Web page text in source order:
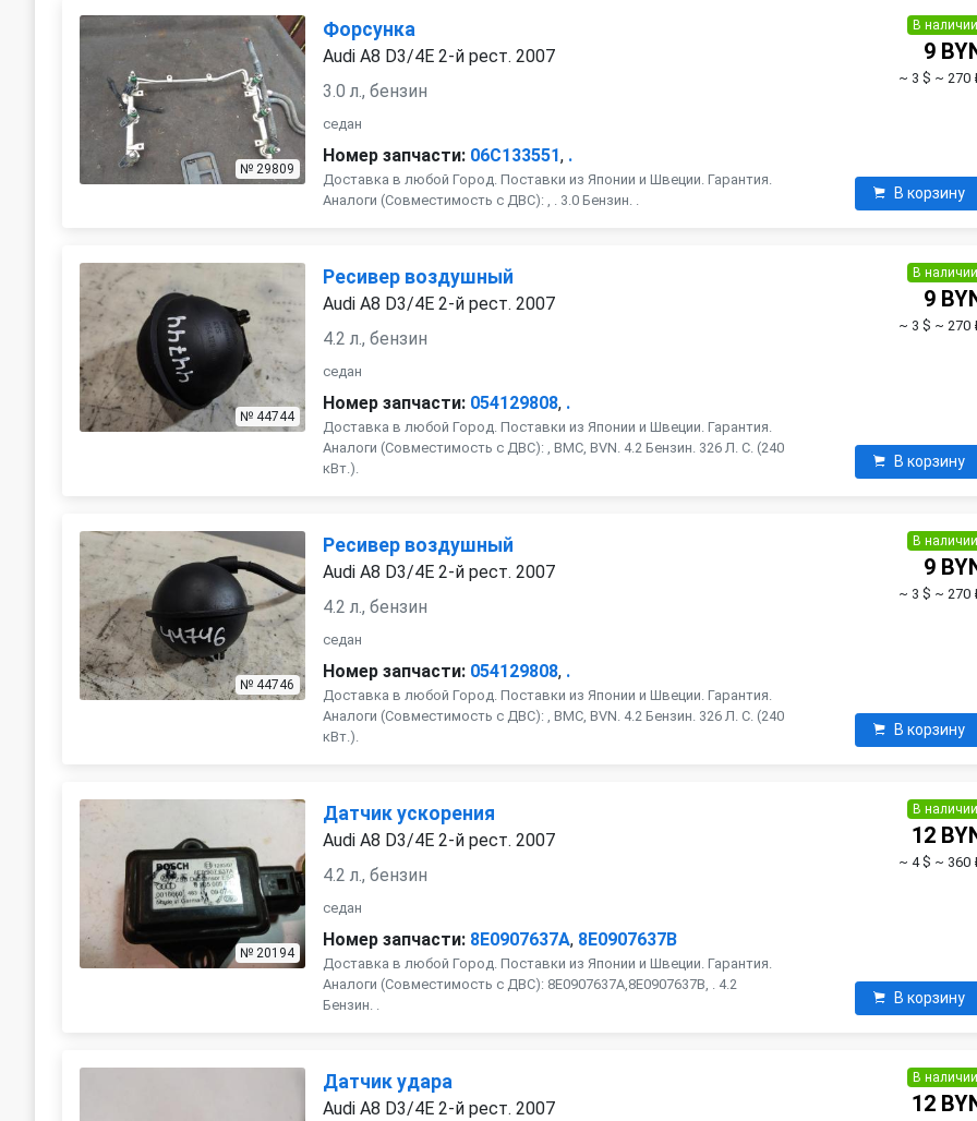
№ 29809
Форсунка
Audi A8 D3/4E 2-й рест. 2007
3.0 л., бензин
седан
Номер запчасти: 06C133551, .
Доставка в любой Город. Поставки из Японии и Швеции. Гарантия.
Аналоги (Совместимость с ДВС): , . 3.0 Бензин. .
В наличии
9
~ 3 $ ~ 270
В корзину
№ 44744
Ресивер воздушный
Audi A8 D3/4E 2-й рест. 2007
4.2 л., бензин
седан
Номер запчасти: 054129808, .
Доставка в любой Город. Поставки из Японии и Швеции. Гарантия.
Аналоги (Совместимость с ДВС): , BMC, BVN. 4.2 Бензин. 326 Л. С. (240
кВт.).
В наличии
9
~ 3 $ ~ 270
В корзину
№ 44746
Ресивер воздушный
Audi A8 D3/4E 2-й рест. 2007
4.2 л., бензин
седан
Номер запчасти: 054129808, .
Доставка в любой Город. Поставки из Японии и Швеции. Гарантия.
Аналоги (Совместимость с ДВС): , BMC, BVN. 4.2 Бензин. 326 Л. С. (240
кВт.).
В наличии
9
~ 3 $ ~ 270
В корзину
№ 20194
Датчик ускорения
Audi A8 D3/4E 2-й рест. 2007
4.2 л., бензин
седан
Номер запчасти: 8E0907637A, 8E0907637B
Доставка в любой Город. Поставки из Японии и Швеции. Гарантия.
Аналоги (Совместимость с ДВС): 8E0907637A,8E0907637B, . 4.2
Бензин. .
В наличии
12
~ 4 $ ~ 360
В корзину
Датчик удара
Audi A8 D3/4E 2-й рест. 2007
В наличии
12